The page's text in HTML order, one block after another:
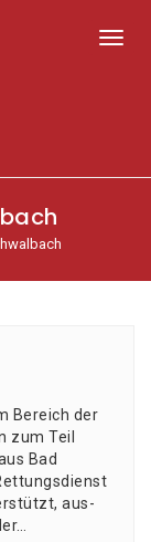
Bereich der
zum Teil
Bad
aus­